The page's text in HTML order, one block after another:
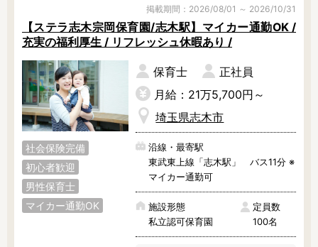
子どもたちの可能性を広げます。
また、ハロウィンやクリスマスは盛
大に行なっているので、本場の雰囲
気を感じられますよ。
◎ 親身になってくれる仲間がいる！
新卒の先生からベテランの先生まで
幅広い年齢のスタッフさんが在籍し
ます。
新しく仲間になる先生には親身にな
って教えてくださるので、ご経験・
ブランク等があっても楽しく働いて
いただけます。
実際に園をご見学いただければ、家
庭的な雰囲気のよさも感じられると
思います。
掲載期間：2026/08/01 ～ 2026/10/31
【ステラ志木宗岡保育園/志木駅】マイカー通勤OK /
充実の福利厚生 / リフレッシュ休暇あり /
社会保険完備
初心者歓迎
男性保育士
マイカー通勤OK
保育士
正社員
月給：21万5,700円～
埼玉県志木市
沿線・最寄駅
東武東上線「志木駅」 バス11分 ※
マイカー通勤可
施設形態
私立認可保育園
定員数
100名